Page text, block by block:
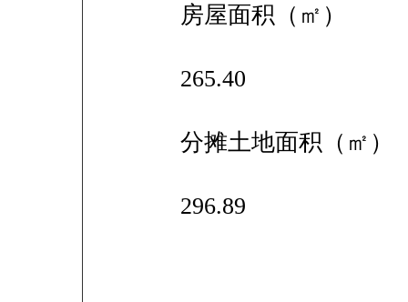
房屋面积（㎡）
265.40
分摊土地面积（㎡）
296.89